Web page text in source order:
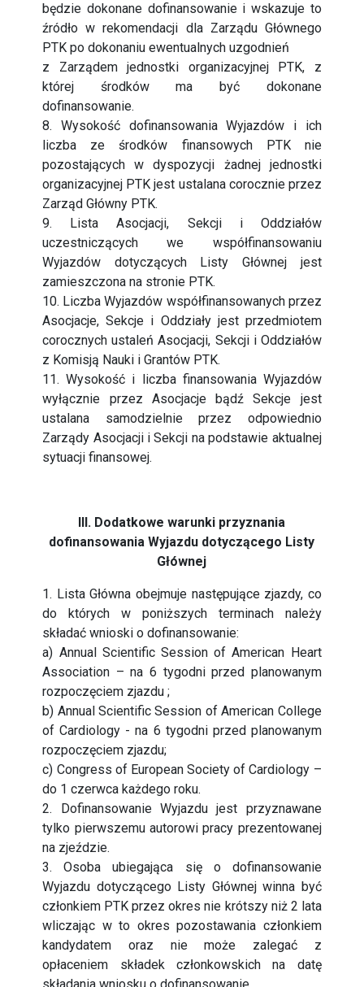
będzie dokonane dofinansowanie i wskazuje to
źródło w rekomendacji dla Zarządu Głównego
PTK po dokonaniu ewentualnych uzgodnień
z Zarządem jednostki organizacyjnej PTK, z
której środków ma być dokonane
dofinansowanie.
8. Wysokość dofinansowania Wyjazdów i ich
liczba ze środków finansowych PTK nie
pozostających w dyspozycji żadnej jednostki
organizacyjnej PTK jest ustalana corocznie przez
Zarząd Główny PTK.
9. Lista Asocjacji, Sekcji i Oddziałów
uczestniczących we współfinansowaniu
Wyjazdów dotyczących Listy Głównej jest
zamieszczona na stronie PTK.
10. Liczba Wyjazdów współfinansowanych przez
Asocjacje, Sekcje i Oddziały jest przedmiotem
corocznych ustaleń Asocjacji, Sekcji i Oddziałów
z Komisją Nauki i Grantów PTK.
11. Wysokość i liczba finansowania Wyjazdów
wyłącznie przez Asocjacje bądź Sekcje jest
ustalana samodzielnie przez odpowiednio
Zarządy Asocjacji i Sekcji na podstawie aktualnej
sytuacji finansowej.
III. Dodatkowe warunki przyznania
dofinansowania Wyjazdu dotyczącego Listy
Głównej
1. Lista Główna obejmuje następujące zjazdy, co
do których w poniższych terminach należy
składać wnioski o dofinansowanie:
a) Annual Scientific Session of American Heart
Association – na 6 tygodni przed planowanym
rozpoczęciem zjazdu ;
b) Annual Scientific Session of American College
of Cardiology - na 6 tygodni przed planowanym
rozpoczęciem zjazdu;
c) Congress of European Society of Cardiology –
do 1 czerwca każdego roku.
2. Dofinansowanie Wyjazdu jest przyznawane
tylko pierwszemu autorowi pracy prezentowanej
na zjeździe.
3. Osoba ubiegająca się o dofinansowanie
Wyjazdu dotyczącego Listy Głównej winna być
członkiem PTK przez okres nie krótszy niż 2 lata
wliczając w to okres pozostawania członkiem
kandydatem oraz nie może zalegać z
opłaceniem składek członkowskich na datę